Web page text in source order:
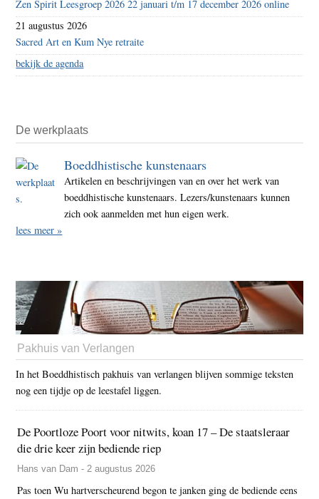
Zen Spirit Leesgroep 2026 22 januari t/m 17 december 2026 online
21 augustus 2026
Sacred Art en Kum Nye retraite
bekijk de agenda
De werkplaats
Boeddhistische kunstenaars
Artikelen en beschrijvingen van en over het werk van
boeddhistische kunstenaars. Lezers/kunstenaars kunnen
zich ook aanmelden met hun eigen werk.
lees meer »
Pakhuis van Verlangen
In het Boeddhistisch pakhuis van verlangen blijven sommige teksten
nog een tijdje op de leestafel liggen.
De Poortloze Poort voor nitwits, koan 17 – De staatsleraar
die drie keer zijn bediende riep
Hans van Dam - 2 augustus 2026
Pas toen Wu hartverscheurend begon te janken ging de bediende eens